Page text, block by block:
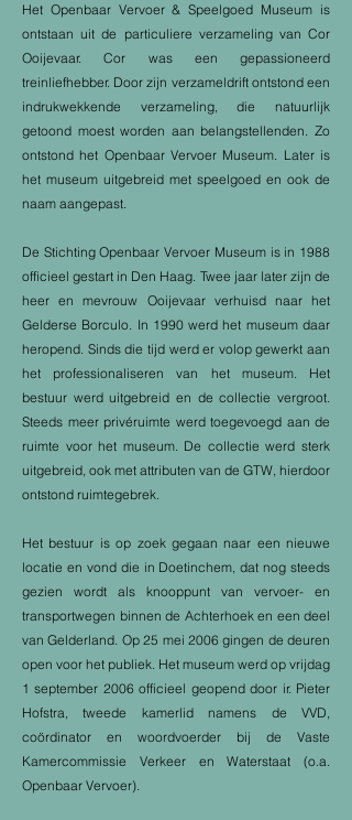
Het Openbaar Vervoer & Speelgoed Museum is
ontstaan uit de particuliere verzameling van Cor
Ooijevaar. Cor was een gepassioneerd
treinliefhebber. Door zijn verzameldrift ontstond een
indrukwekkende verzameling, die natuurlijk
getoond moest worden aan belangstellenden. Zo
ontstond het Openbaar Vervoer Museum. Later is
het museum uitgebreid met speelgoed en ook de
naam aangepast.
De Stichting Openbaar Vervoer Museum is in 1988
officieel gestart in Den Haag. Twee jaar later zijn de
heer en mevrouw Ooijevaar verhuisd naar het
Gelderse Borculo. In 1990 werd het museum daar
heropend. Sinds die tijd werd er volop gewerkt aan
het professionaliseren van het museum. Het
bestuur werd uitgebreid en de collectie vergroot.
Steeds meer privéruimte werd toegevoegd aan de
ruimte voor het museum. De collectie werd sterk
uitgebreid, ook met attributen van de GTW, hierdoor
ontstond ruimtegebrek.
Het bestuur is op zoek gegaan naar een nieuwe
locatie en vond die in Doetinchem, dat nog steeds
gezien wordt als knooppunt van vervoer- en
transportwegen binnen de Achterhoek en een deel
van Gelderland. Op 25 mei 2006 gingen de deuren
open voor het publiek. Het museum werd op vrijdag
1 september 2006 officieel geopend door ir. Pieter
Hofstra, tweede kamerlid namens de VVD,
coördinator en woordvoerder bij de Vaste
Kamercommissie Verkeer en Waterstaat (o.a.
Openbaar Vervoer).